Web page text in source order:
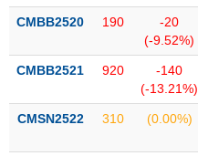
CMBB2520 190
-20
(-9.52%)
CMBB2521 920
-140
(-13.21%)
CMSN2522 310 (0.00%)
SÓC
SỨC